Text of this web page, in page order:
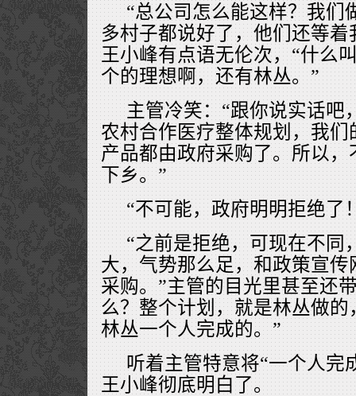
“总公司怎么能这样？我们
多村子都说好了，他们还等
王小峰有点语无伦次，“什么
个的理想啊，还有林丛。”
主管冷笑：“跟你说实话吧
农村合作医疗整体规划，我
产品都由政府采购了。所以
下乡。”
“不可能，政府明明拒绝了
“之前是拒绝，可现在不同
大，气势那么足，和政策宣
采购。”主管的目光里甚至还
么？整个计划，就是林丛做
林丛一个人完成的。”
听着主管特意将“一个人完
王小峰彻底明白了。